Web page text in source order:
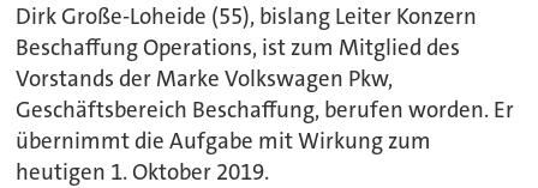
Dirk Große-Loheide (55), bislang Leiter Konzern
Beschaffung Operations, ist zum Mitglied des
Vorstands der Marke Volkswagen Pkw,
Geschäftsbereich Beschaffung, berufen worden. Er
übernimmt die Aufgabe mit Wirkung zum
heutigen 1. Oktober 2019.